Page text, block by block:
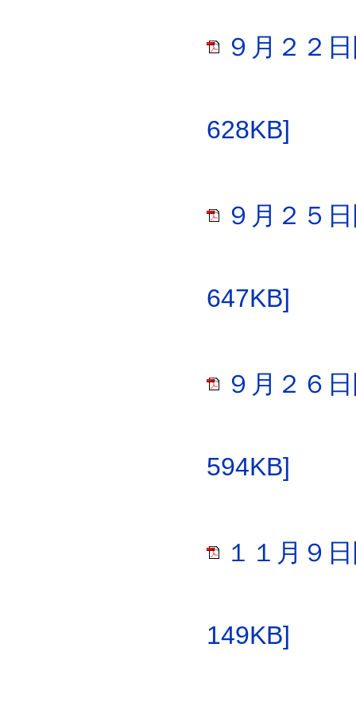
９月２２
628KB]
９月２５
647KB]
９月２６
594KB]
１１月９
149KB]